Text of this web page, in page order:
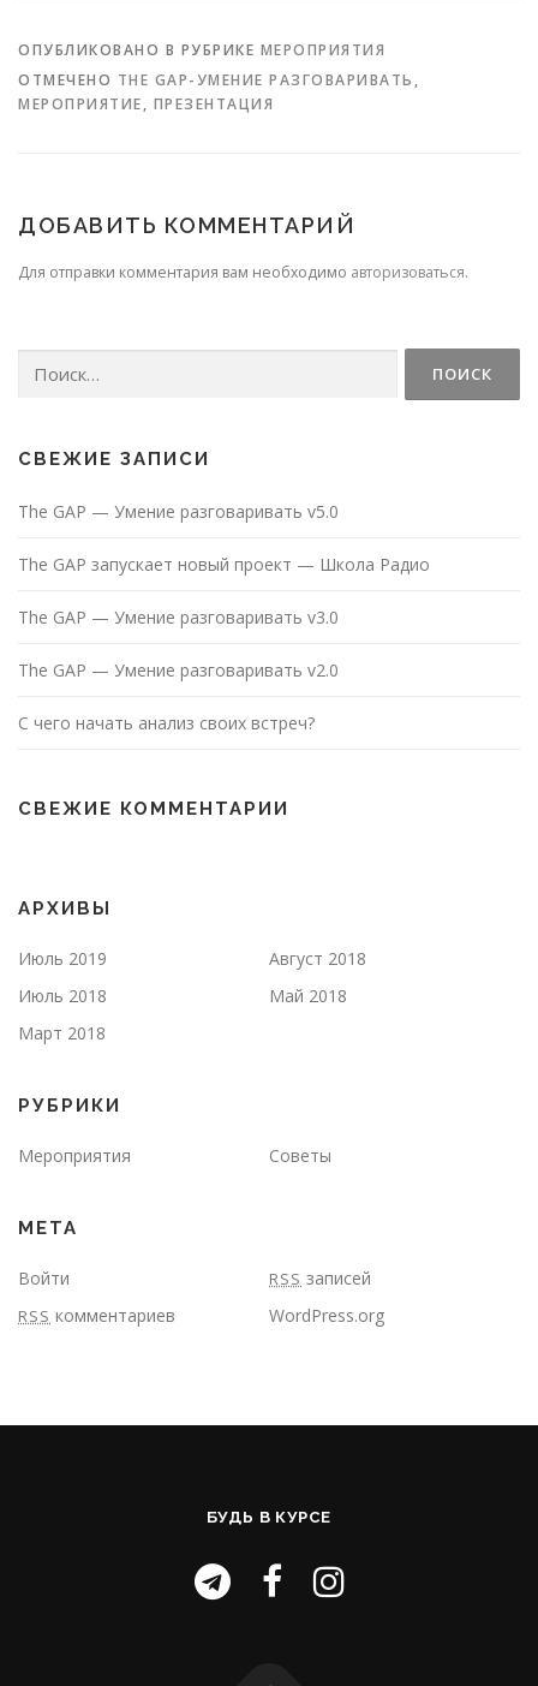
ОПУБЛИКОВАНО В РУБРИКЕ МЕРОПРИЯТИЯ
ОТМЕЧЕНО THE GAP-УМЕНИЕ РАЗГОВАРИВАТЬ ,
МЕРОПРИЯТИЕ, ПРЕЗЕНТАЦИЯ
ДОБАВИТЬ КОММЕНТАРИЙ
Для отправки комментария вам необходимо авторизоваться.
СВЕЖИЕ ЗАПИСИ
The GAP — Умение разговаривать v5.0
The GAP запускает новый проект — Школа Радио
The GAP — Умение разговаривать v3.0
The GAP — Умение разговаривать v2.0
С чего начать анализ своих встреч?
СВЕЖИЕ КОММЕНТАРИИ
АРХИВЫ
Июль 2019
Август 2018
Июль 2018
Май 2018
Март 2018
РУБРИКИ
Мероприятия Советы
МЕТА
Войти RSS записей
RSS комментариев WordPress.org
БУДЬ В КУРСЕ